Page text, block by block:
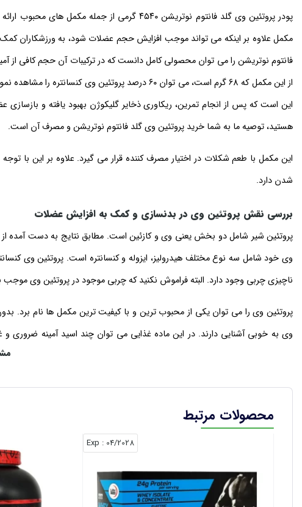
پودر پروتئین وی گلد فانتوم نوتریشن ۴۵۴۰ گرمی
فانتوم نوتریشن را می‌ توان محصولی کامل دانست که در ترکیبات آن حجم کافی از
این است که پس از انجام تمرین، ریکاوری ذخایر گلیکوژن بهبود یافته و
هستید، توصیه ما به شما خرید پروتئین وی گلد فانتوم نوتریشن و مصرف آن است.
شدن دارد.
بررسی نقش پروتئین وی در بدنسازی و کمک به افزایش عضلات
پروتئین شیر شامل دو بخش یعنی وی و کازئین است. مطابق نتایج به دست آمده از
وی خود شامل سه نوع مختلف هیدرولیز، ایزوله و کنسانتره است. پروتئین وی
ناچیزی چربی وجود دارد. البته فراموش نکنید که چربی موجود در پروتئین وی
پروتئین وی را می‌ توان یکی از محبوب‌ ترین و با کیفیت‌ ترین مکمل‌ ها نام برد.
وی به خوبی آشنایی دارند. در این ماده غذایی می‌ توان چند اسید آمینه
وظایف متعددی بر عهده می‌ گیرند. علاوه بر این نوع ترکیبات موجود در
هدف اصلی از مصرف مکمل پروتئین وی، رسیدن به تناسب اندام و افزایش حجم
حجم بالا مشاهده نمود که موجب بالا بردن حجم عضلات می‌ شود. علاوه بر
استفاده کنند.
محصولات مرتبط
04/2028
: Exp